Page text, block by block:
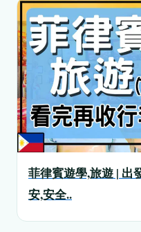
菲律賓遊學,旅遊 | 出
安,安全..